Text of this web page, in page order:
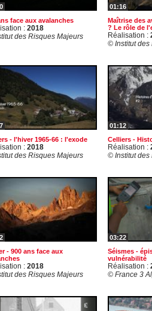
face aux avalanches
: 2018
des Risques Majeurs
01:16
Maîtrise des
? Le rôle de
Réalisation :
© Institut des
- l'hiver 1965-66 : l'exode
: 2018
des Risques Majeurs
01:12
Celliers -
Réalisation :
© Institut des
- 900 ans face aux
: 2018
des Risques Majeurs
03:22
Séismes -
vulnérabilité
Réalisation :
© France 3